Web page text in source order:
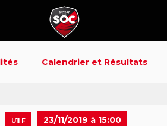
Calendrier et Résultats
U11 F 23/11/2019 à 15:00